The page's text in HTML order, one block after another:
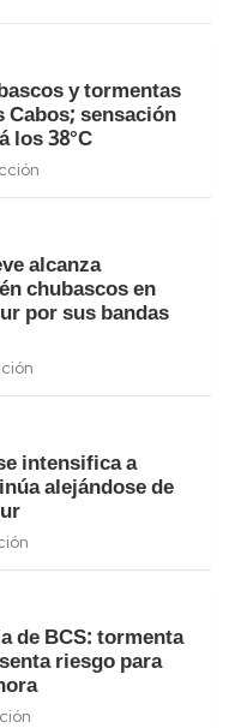
y tormentas
Cabos; sensación
los 38°C
alcanza
chubascos en
por sus bandas
intensifica a
alejándose de
de BCS: tormenta
riesgo para